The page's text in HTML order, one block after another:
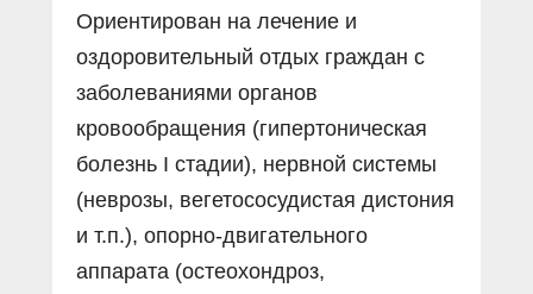
Ориентирован на лечение и
оздоровительный отдых граждан с
заболеваниями органов
кровообращения (гипертоническая
болезнь I стадии), нервной системы
(неврозы, вегетососудистая дистония
и т.п.), опорно-двигательного
аппарата (остеохондроз,